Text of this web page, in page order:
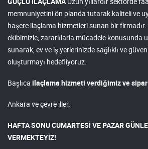
memnuniyetini ön planda tutarak kaliteli ve
haşere ilaçlama hizmetleri sunan bir
ekibimizle, zararlılarla mücadele konusunda
sunarak, ev ve iş yerlerinizde sağlıklı ve
oluşturmayı hedefliyoruz.
Başlıca ilaçlama hizmeti verdiğimiz ve
Ankara ve çevre iller.
HAFTA SONU CUMARTESİ VE PAZAR
VERMEKTEYİZ!